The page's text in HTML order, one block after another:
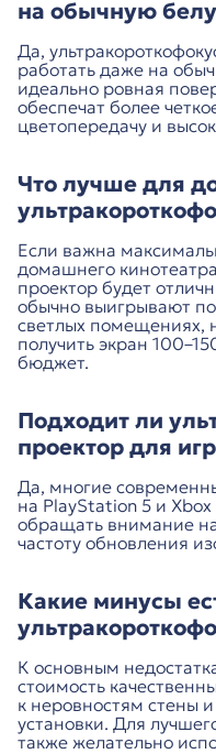
на обычную
Да,
работать даже на
идеально ровная
обеспечат более
цветопередачу и
Что лучше для
Если важна
домашнего
проектор будет
обычно выигрывают по
светлых помещениях,
получить экран
бюджет.
Подходит ли
проектор для
Да, многие
на PlayStation 5 и
обращать внимание
частоту обновления
Какие минусы
К основным
стоимость
к неровностям стены
установки. Для
также желательно